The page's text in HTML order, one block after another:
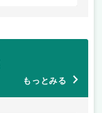
もっとみる